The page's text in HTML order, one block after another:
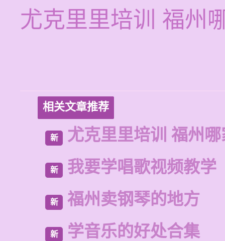
尤克里里培训 福州
相关文章推荐
新 尤克里里培训 福州
新 我要学唱歌视频教学
新 福州卖钢琴的地方
新 学音乐的好处合集